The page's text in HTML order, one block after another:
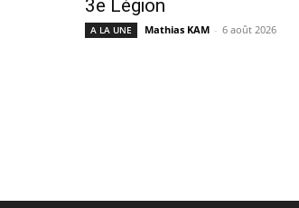
3e Légion
A LA UNE Mathias KAM - 6 août 2026